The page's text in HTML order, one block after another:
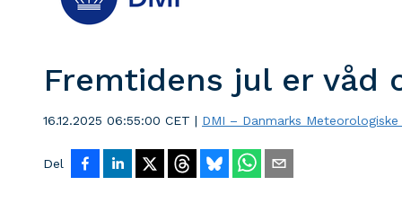
Fremtidens jul er våd
16.12.2025 06:55:00 CET | DMI – Danmarks
Del